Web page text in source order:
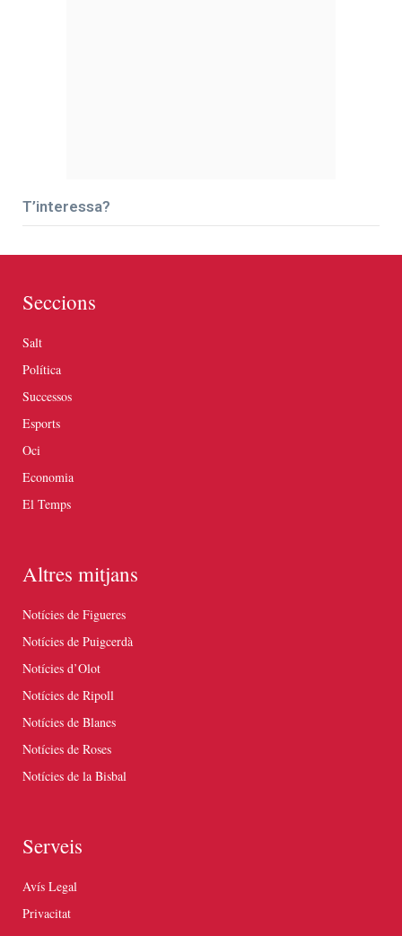
T’interessa?
Seccions
Salt
Política
Successos
Esports
Oci
Economia
El Temps
Altres mitjans
Notícies de Figueres
Notícies de Puigcerdà
Notícies d’Olot
Notícies de Ripoll
Notícies de Blanes
Notícies de Roses
Notícies de la Bisbal
Serveis
Avís Legal
Privacitat